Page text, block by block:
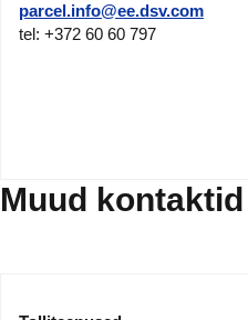
parcel.info@ee.dsv.com
tel: +372 60 60 797
Muud kontaktid